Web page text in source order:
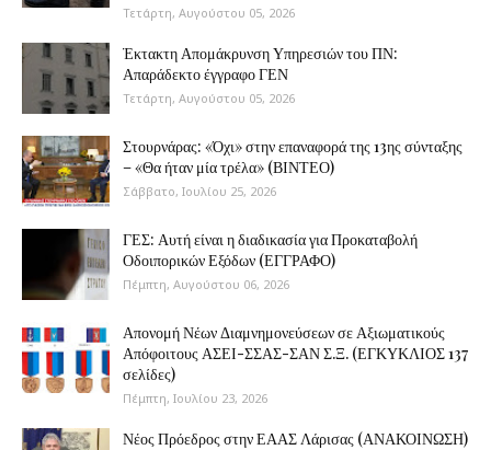
Τετάρτη, Αυγούστου 05, 2026
Έκτακτη Απομάκρυνση Υπηρεσιών του ΠΝ:
Απαράδεκτο έγγραφο ΓΕΝ
Τετάρτη, Αυγούστου 05, 2026
Στουρνάρας: «Όχι» στην επαναφορά της 13ης σύνταξης
– «Θα ήταν μία τρέλα» (ΒΙΝΤΕΟ)
Σάββατο, Ιουλίου 25, 2026
ΓΕΣ: Αυτή είναι η διαδικασία για Προκαταβολή
Οδοιπορικών Εξόδων (ΕΓΓΡΑΦΟ)
Πέμπτη, Αυγούστου 06, 2026
Απονομή Νέων Διαμνημονεύσεων σε Αξιωματικούς
Απόφοιτους ΑΣΕΙ-ΣΣΑΣ-ΣΑΝ Σ.Ξ. (ΕΓΚΥΚΛΙΟΣ 137
σελίδες)
Πέμπτη, Ιουλίου 23, 2026
Νέος Πρόεδρος στην ΕΑΑΣ Λάρισας (ΑΝΑΚΟΙΝΩΣΗ)